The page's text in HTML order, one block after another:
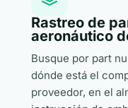
Rastreo de
aeronáutico
Busque por part
dónde está el
proveedor, en el